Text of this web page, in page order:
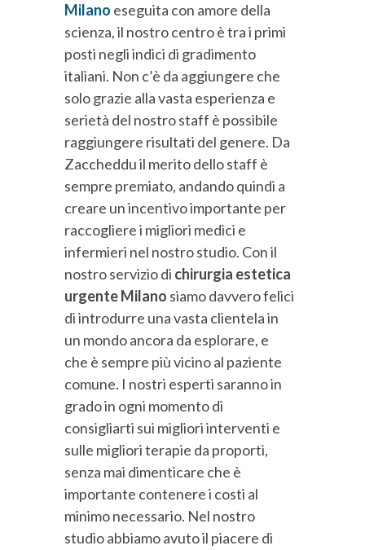
Milano eseguita con amore della
scienza, il nostro centro è tra i primi
posti negli indici di gradimento
italiani. Non c’è da aggiungere che
solo grazie alla vasta esperienza e
serietà del nostro staff è possibile
raggiungere risultati del genere. Da
Zaccheddu il merito dello staff è
sempre premiato, andando quindi a
creare un incentivo importante per
raccogliere i migliori medici e
infermieri nel nostro studio. Con il
nostro servizio di chirurgia estetica
urgente Milano siamo davvero felici
di introdurre una vasta clientela in
un mondo ancora da esplorare, e
che è sempre più vicino al paziente
comune. I nostri esperti saranno in
grado in ogni momento di
consigliarti sui migliori interventi e
sulle migliori terapie da proporti,
senza mai dimenticare che è
importante contenere i costi al
minimo necessario. Nel nostro
studio abbiamo avuto il piacere di